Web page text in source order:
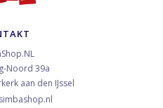
Noord 39a
aan den IJssel